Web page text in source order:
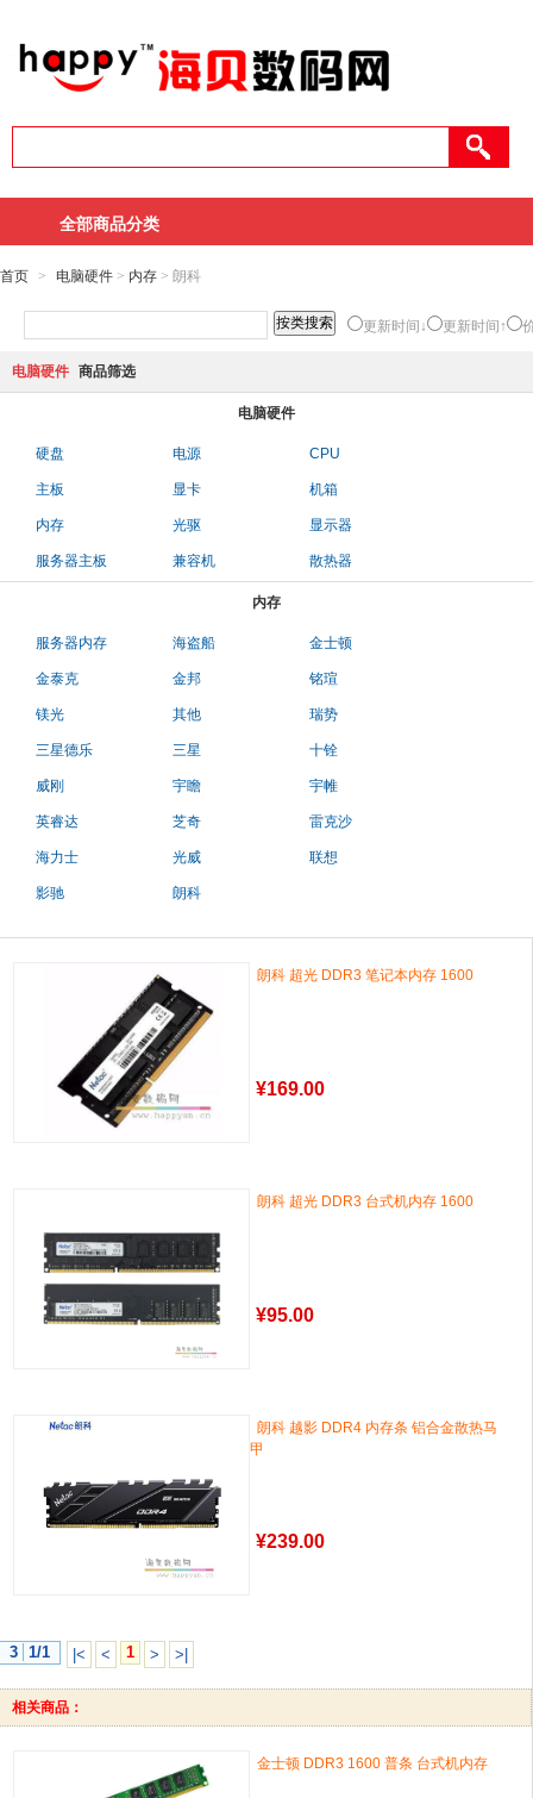
全部商品分类
首页 > 电脑硬件 > 内存 > 朗科
更新时间↓ 更新时间↑
电脑硬件 商品筛选
电脑硬件
硬盘 电源 CPU
主板 显卡 机箱
内存 光驱 显示器
服务器主板 兼容机 散热器
内存
服务器内存 海盗船 金士顿
金泰克 金邦 铭瑄
镁光 其他 瑞势
三星德乐 三星 十铨
威刚 宇瞻 宇帷
英睿达 芝奇 雷克沙
海力士 光威 联想
影驰 朗科
朗科 超光 DDR3 笔记本内存 1600
¥169.00
朗科 超光 DDR3 台式机内存 1600
¥95.00
朗科 越影 DDR4 内存条 铝合金散热马
甲
¥239.00
3 1/1 |< < 1 > >|
相关商品：
金士顿 DDR3 1600 普条 台式机内存